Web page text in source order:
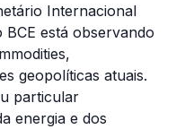
Internacional
está observando
geopolíticas atuais.
particular
energia e dos